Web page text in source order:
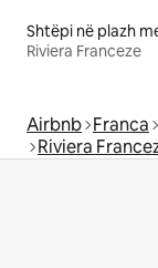
Shtëpi në plazh
Riviera Franceze
Airbnb Franca
Riviera